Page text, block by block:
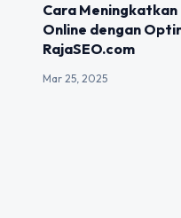
Cara Meningkatkan
Online dengan
RajaSEO.com
Mar 25, 2025